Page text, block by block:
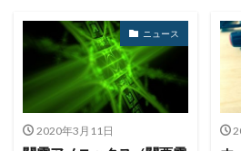
シーザーズ
シグネチャ
システム
システムエラー
システムトラブル
システム設定
シマンテック
シャドーAI
シャドウAI
シルバニアファミ
ニュース
2020年3月11日